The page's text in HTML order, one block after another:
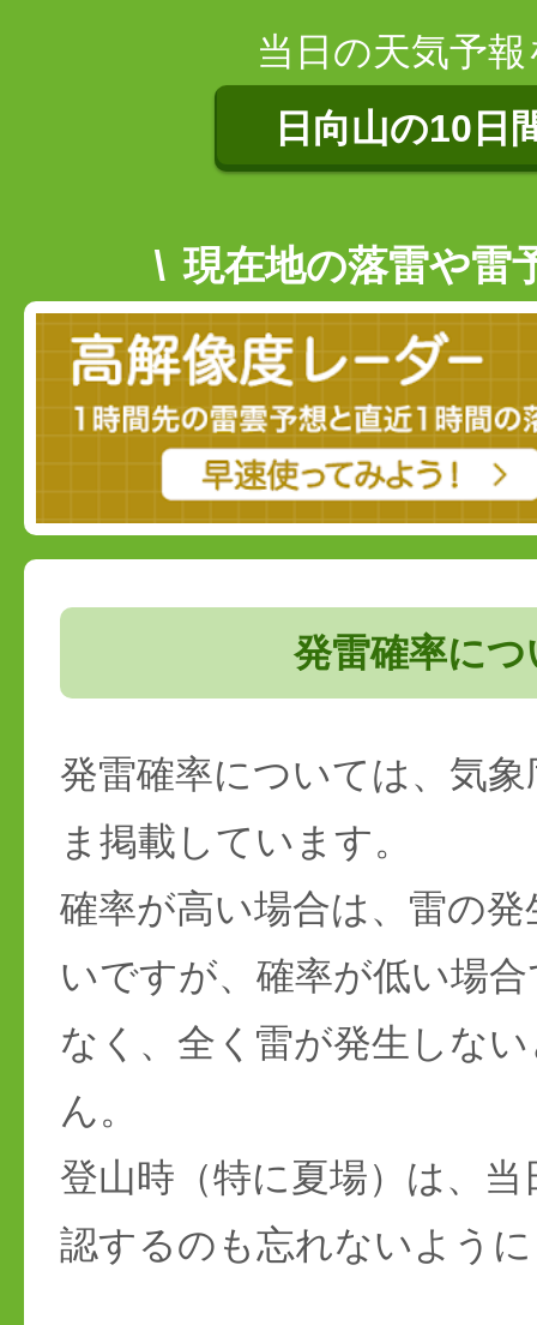
当日の天気予
日向山の10日
現在地の落雷や雷
発雷確率につ
発雷確率については、気
ま掲載しています。
確率が高い場合は、雷の
いですが、確率が低い場
なく、全く雷が発生しな
ん。
登山時（特に夏場）は、
認するのも忘れないよう